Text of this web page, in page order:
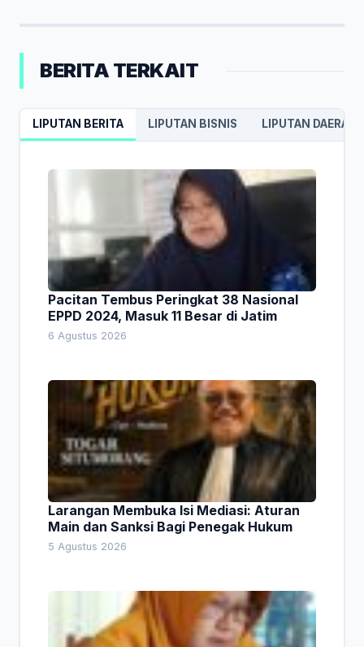
BERITA TERKAIT
LIPUTAN BERITA LIPUTAN BISNIS LIPUTAN DAERAH
Pacitan Tembus Peringkat 38 Nasional
EPPD 2024, Masuk 11 Besar di Jatim
6 Agustus 2026
Larangan Membuka Isi Mediasi: Aturan
Main dan Sanksi Bagi Penegak Hukum
5 Agustus 2026